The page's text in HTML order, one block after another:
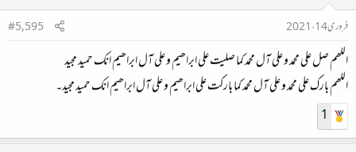
فروری 14، 2021
#5,595
اللھم صل علی محمد و علی آل محمد کما صلیت علی ابراھیم و علی آل ابراھیم انك حمید مجید
اللھم بارك علی محمد و علی آل محمد کما بارکت علی ابراھیم و علی آل ابراھیم انك حمید مجید۔
1